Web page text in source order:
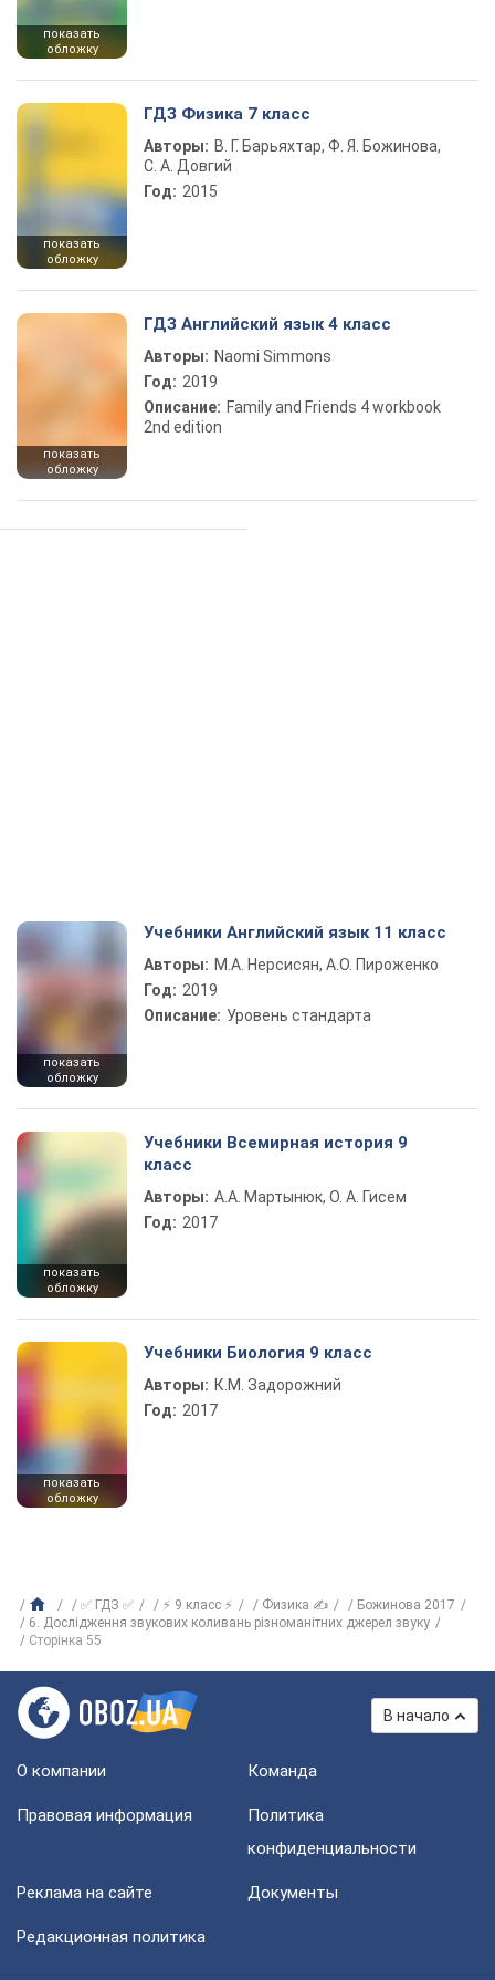
показать
обложку
показать
обложку
ГДЗ Физика 7 класс
Авторы: В. Г. Барьяхтар, Ф. Я. Божинова,
С. А. Довгий
Год: 2015
показать
обложку
ГДЗ Английский язык 4 класс
Авторы: Naomi Simmons
Год: 2019
Описание: Family and Friends 4 workbook
2nd edition
показать
обложку
Учебники Английский язык 11 класс
Авторы: М.А. Нерсисян, А.О. Пироженко
Год: 2019
Описание: Уровень стандарта
показать
обложку
Учебники Всемирная история 9
класс
Авторы: А.А. Мартынюк, О. А. Гисем
Год: 2017
показать
обложку
Учебники Биология 9 класс
Авторы: К.М. Задорожний
Год: 2017
✅ ГДЗ ✅ ⚡ 9 класс ⚡ Физика ✍
Божинова 2017
6. Дослідження звукових коливань різноманітних джерел звуку
Сторінка 55
В начало
О компании Команда
Правовая информация
Политика
конфиденциальности
Реклама на сайте Документы
Редакционная политика